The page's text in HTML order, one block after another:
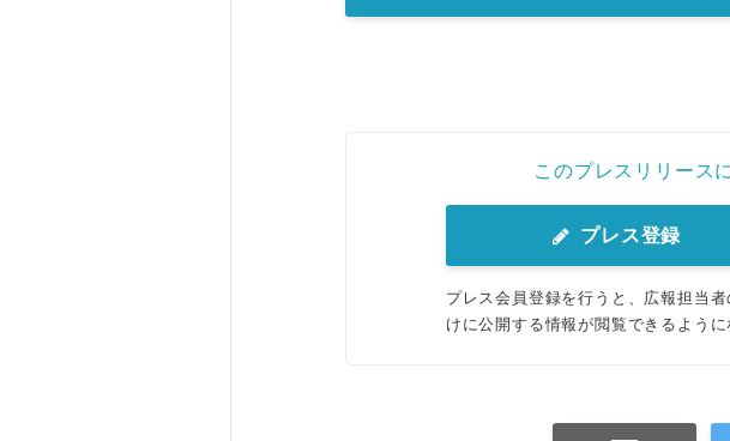
このプレスリリース
プレス登録
プレス会員登録を行うと、広報担当
けに公開する情報が閲覧できるように